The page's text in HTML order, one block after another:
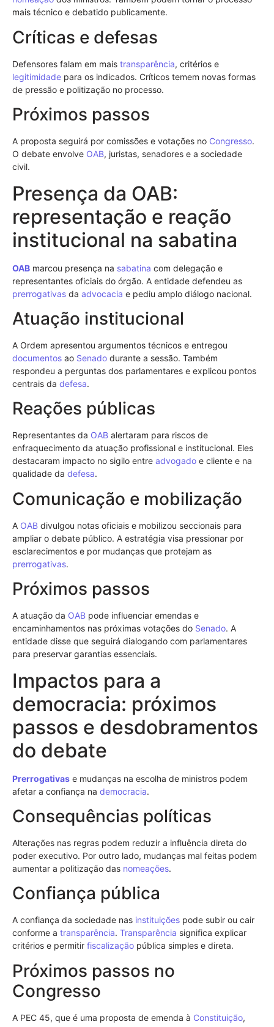
mais técnico e debatido publicamente.
Críticas e defesas
Defensores falam em mais transparência, critérios e
legitimidade para os indicados. Críticos temem novas formas
de pressão e politização no processo.
Próximos passos
A proposta seguirá por comissões e votações no Congresso.
O debate envolve OAB, juristas, senadores e a sociedade
civil.
Presença da OAB:
representação e reação
institucional na sabatina
OAB marcou presença na sabatina com delegação e
representantes oficiais do órgão. A entidade defendeu as
prerrogativas da advocacia e pediu amplo diálogo nacional.
Atuação institucional
A Ordem apresentou argumentos técnicos e entregou
documentos ao Senado durante a sessão. Também
respondeu a perguntas dos parlamentares e explicou pontos
centrais da defesa.
Reações públicas
Representantes da OAB alertaram para riscos de
enfraquecimento da atuação profissional e institucional. Eles
destacaram impacto no sigilo entre advogado e cliente e na
qualidade da defesa.
Comunicação e mobilização
A OAB divulgou notas oficiais e mobilizou seccionais para
ampliar o debate público. A estratégia visa pressionar por
esclarecimentos e por mudanças que protejam as
prerrogativas.
Próximos passos
A atuação da OAB pode influenciar emendas e
encaminhamentos nas próximas votações do Senado. A
entidade disse que seguirá dialogando com parlamentares
para preservar garantias essenciais.
Impactos para a
democracia: próximos
passos e desdobramentos
do debate
Prerrogativas e mudanças na escolha de ministros podem
afetar a confiança na democracia.
Consequências políticas
Alterações nas regras podem reduzir a influência direta do
poder executivo. Por outro lado, mudanças mal feitas podem
aumentar a politização das nomeações.
Confiança pública
A confiança da sociedade nas instituições pode subir ou cair
conforme a transparência. Transparência significa explicar
critérios e permitir fiscalização pública simples e direta.
Próximos passos no
Congresso
A PEC 45, que é uma proposta de emenda à Constituição,